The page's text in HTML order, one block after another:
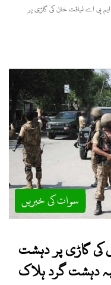
پی اے لیاقت خان کی گاڑی پر
سوات کی خبریں
کی گاڑی پر دہشت
دہشت گرد ہلاک